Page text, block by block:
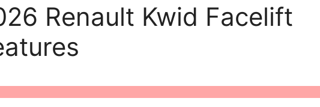
Renault Kwid Facelift